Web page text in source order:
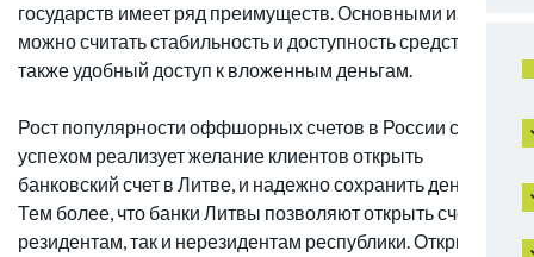
государств имеет ряд преимуществ. Основными из них
можно считать стабильность и доступность средств, а
также удобный доступ к вложенным деньгам.
Рост популярности оффшорных счетов в России с
успехом реализует желание клиентов открыть
банковский счет в Литве, и надежно сохранить деньги.
Тем более, что банки Литвы позволяют открыть счет как
резидентам, так и нерезидентам республики. Открытие